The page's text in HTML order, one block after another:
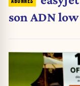
son ADN